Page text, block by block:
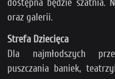
dostępna będzie szatnia.
oraz galerii.
Strefa Dziecięca
Dla najmłodszych
puszczania baniek,